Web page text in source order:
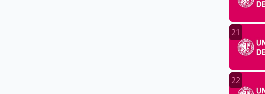
21
22